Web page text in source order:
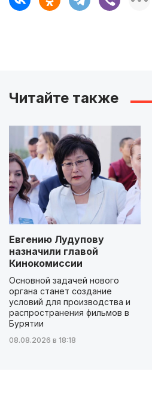
Читайте также
Евгению Лудупову
назначили главой
Кинокомиссии
Основной задачей нового
органа станет создание
условий для производства и
распространения фильмов в
Бурятии
08.08.2026 в 18:18